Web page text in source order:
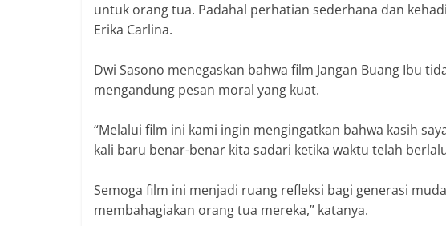
untuk orang tua. Padahal perhatian sederhana dan
Erika Carlina.
Dwi Sasono menegaskan bahwa film Jangan Buang Ibu
mengandung pesan moral yang kuat.
“Melalui film ini kami ingin mengingatkan bahwa kasih
kali baru benar-benar kita sadari ketika waktu telah
Semoga film ini menjadi ruang refleksi bagi generasi
membahagiakan orang tua mereka,” katanya.